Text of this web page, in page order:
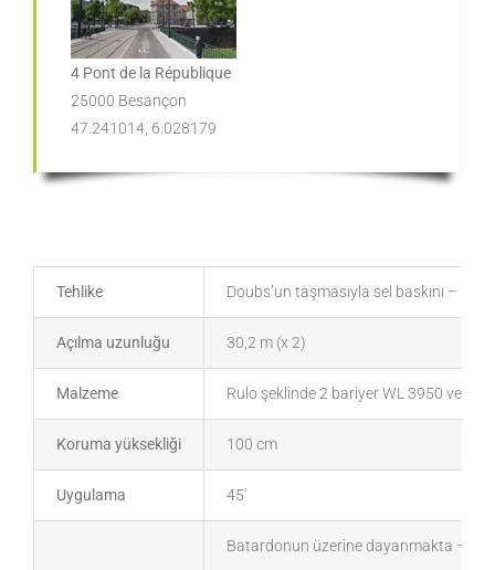
4 Pont de la République
25000 Besançon
47.241014, 6.028179
Tehlike Doubs’un taşmasıyla sel baskını –
Açılma uzunluğu 30,2 m (x 2)
Malzeme Rulo şeklinde 2 bariyer WL 3950 ve 2
Koruma yüksekliği 100 cm
Uygulama 45′
Batardonun üzerine dayanmakta – ray